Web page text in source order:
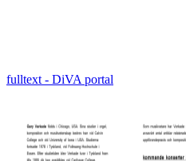
fulltext - DiVA portal